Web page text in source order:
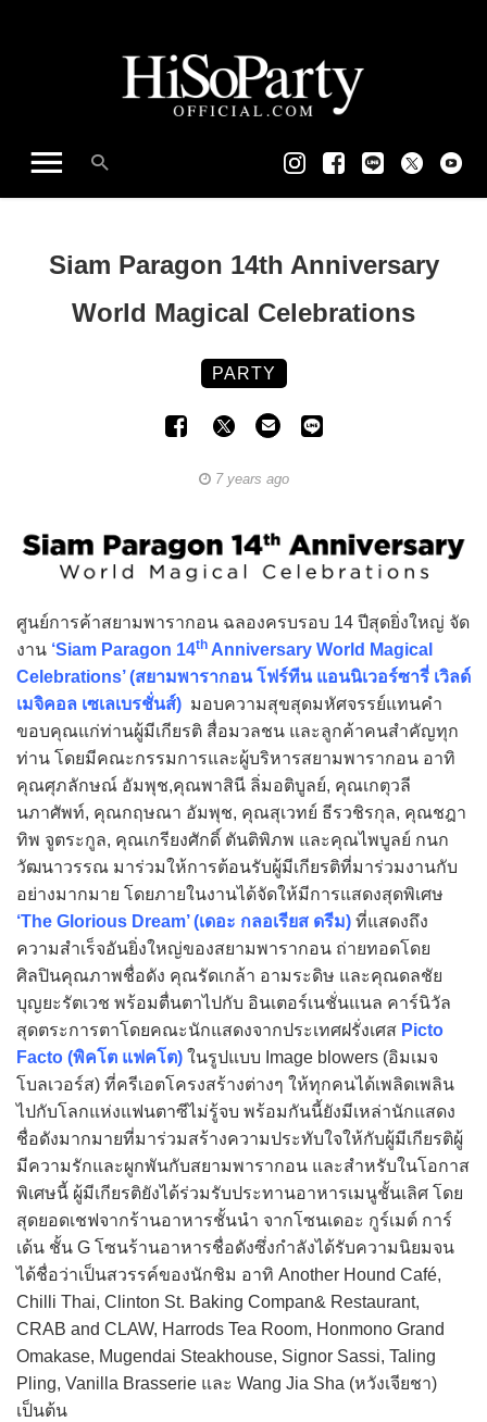
Siam Paragon 14th Anniversary
World Magical Celebrations
PARTY
7 years ago
ศูนย์การค้าสยามพารากอน ฉลองครบรอบ 14 ปีสุดยิ่งใหญ่ จัด
งาน ‘Siam Paragon 14th Anniversary World Magical
Celebrations’ (สยามพารากอน โฟร์ทีน แอนนิเวอร์ซารี่ เวิลด์
เมจิคอล เซเลเบรชั่นส์) มอบความสุขสุดมหัศจรรย์แทนคำ
ขอบคุณแก่ท่านผู้มีเกียรติ สื่อมวลชน และลูกค้าคนสำคัญทุก
ท่าน โดยมีคณะกรรมการและผู้บริหารสยามพารากอน อาทิ
คุณศุภลักษณ์ อัมพุช,คุณพาสินี ลิ่มอติบูลย์, คุณเกตุวลี
นภาศัพท์, คุณกฤษณา อัมพุช, คุณสุเวทย์ ธีรวชิรกุล, คุณชฎา
ทิพ จูตระกูล, คุณเกรียงศักดิ์ ตันติพิภพ และคุณไพบูลย์ กนก
วัฒนาวรรณ มาร่วมให้การต้อนรับผู้มีเกียรติที่มาร่วมงานกับ
อย่างมากมาย โดยภายในงานได้จัดให้มีการแสดงสุดพิเศษ
‘The Glorious Dream’ (เดอะ กลอเรียส ดรีม) ที่แสดงถึง
ความสำเร็จอันยิ่งใหญ่ของสยามพารากอน ถ่ายทอดโดย
ศิลปินคุณภาพชื่อดัง คุณรัดเกล้า อามระดิษ และคุณดลชัย
บุญยะรัตเวช พร้อมตื่นตาไปกับ อินเตอร์เนชั่นแนล คาร์นิวัล
สุดตระการตาโดยคณะนักแสดงจากประเทศฝรั่งเศส Picto
Facto (พิคโต แฟคโต) ในรูปแบบ Image blowers (อิมเมจ
โบลเวอร์ส) ที่ครีเอตโครงสร้างต่างๆ ให้ทุกคนได้เพลิดเพลิน
ไปกับโลกแห่งแฟนตาซีไม่รู้จบ พร้อมกันนี้ยังมีเหล่านักแสดง
ชื่อดังมากมายที่มาร่วมสร้างความประทับใจให้กับผู้มีเกียรติผู้
มีความรักและผูกพันกับสยามพารากอน และสำหรับในโอกาส
พิเศษนี้ ผู้มีเกียรติยังได้ร่วมรับประทานอาหารเมนูชั้นเลิศ โดย
สุดยอดเชฟจากร้านอาหารชั้นนำ จากโซนเดอะ กูร์เมต์ การ์
เด้น ชั้น G โซนร้านอาหารชื่อดังซึ่งกำลังได้รับความนิยมจน
ได้ชื่อว่าเป็นสวรรค์ของนักชิม อาทิ Another Hound Café,
Chilli Thai, Clinton St. Baking Compan& Restaurant,
CRAB and CLAW, Harrods Tea Room, Honmono Grand
Omakase, Mugendai Steakhouse, Signor Sassi, Taling
Pling, Vanilla Brasserie และ Wang Jia Sha (หวังเจียชา)
เป็นต้น